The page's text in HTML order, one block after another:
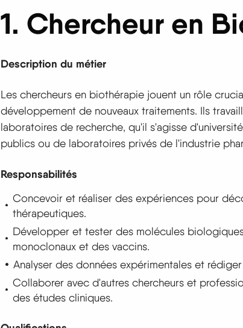
1. Chercheur en
Description du métier
Les chercheurs en biothérapie jouent un rôle
développement de nouveaux traitements. Ils
laboratoires de recherche, qu'il s'agisse
publics ou de laboratoires privés de l'industrie
Responsabilités
Concevoir et réaliser des expériences pour
thérapeutiques.
Développer et tester des molécules
monoclonaux et des vaccins.
Analyser des données expérimentales et
Collaborer avec d'autres chercheurs et
des études cliniques.